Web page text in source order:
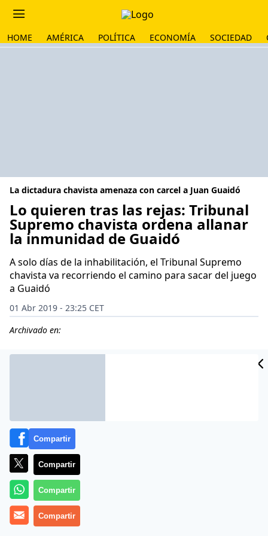
HOME AMÉRICA POLÍTICA ECONOMÍA SOCIEDAD
La dictadura chavista amenaza con carcel a Juan Guaidó
Lo quieren tras las rejas: Tribunal
Supremo chavista ordena allanar
la inmunidad de Guaidó
A solo días de la inhabilitación, el Tribunal Supremo
chavista va recorriendo el camino para sacar del juego
a Guaidó
01 Abr 2019 - 23:25 CET
Archivado en:
El régimen dictatorial de Nicolás Maduro ha dado un
Compartir
Compartir
Compartir
Compartir